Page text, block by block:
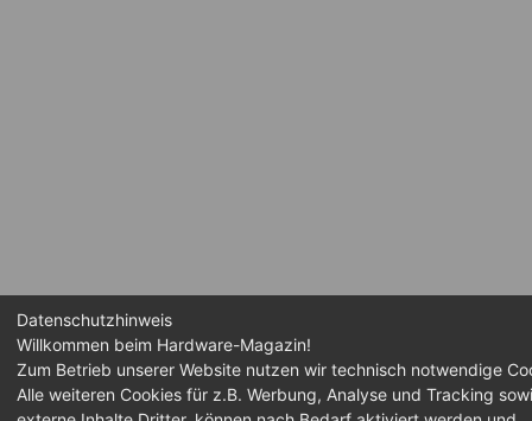
Datenschutzhinweis
Willkommen beim Hardware-Magazin!
Zum Betrieb unserer Website nutzen wir technisch notwendige
Alle weiteren Cookies für z.B. Werbung, Analyse und Tracking